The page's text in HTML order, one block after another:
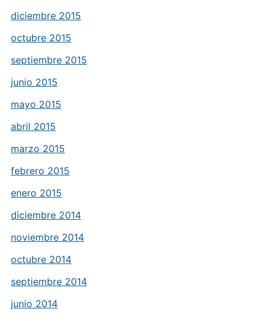
diciembre 2015
octubre 2015
septiembre 2015
junio 2015
mayo 2015
abril 2015
marzo 2015
febrero 2015
enero 2015
diciembre 2014
noviembre 2014
octubre 2014
septiembre 2014
junio 2014